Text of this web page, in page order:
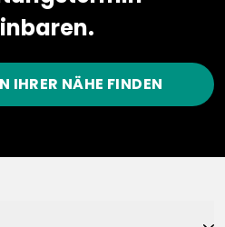
IHRER NÄHE FINDEN